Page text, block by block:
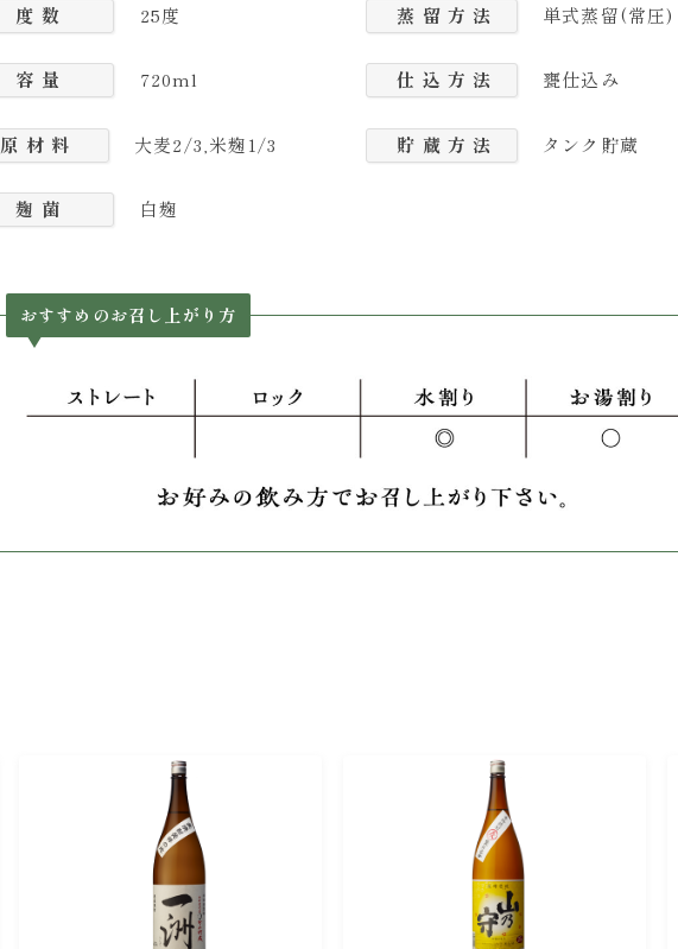
度 数 25度
容 量 720ml
原 材 料 大麦2/3,米麹1/3
麹 菌 白麹
蒸 留 方 法 単式蒸留(常圧)
仕 込 方 法 甕仕込み
貯 蔵 方 法 タンク貯蔵
おすすめのお召し上がり方